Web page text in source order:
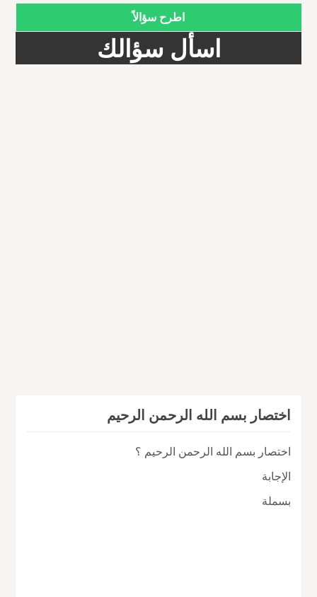
اطرح سؤالاً
اسأل سؤالك
اختصار بسم الله الرحمن الرحيم
اختصار بسم الله الرحمن الرحيم ؟
الإجابة
بسملة